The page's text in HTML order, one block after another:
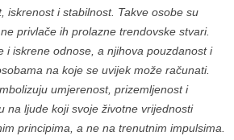
iskrenost i stabilnost. Takve osobe su
privlače ih prolazne trendovske stvari.
i iskrene odnose, a njihova pouzdanost i
na koje se uvijek može računati.
umjerenost, prizemljenost i
na ljude koji svoje životne vrijednosti
principima, a ne na trenutnim impulsima.